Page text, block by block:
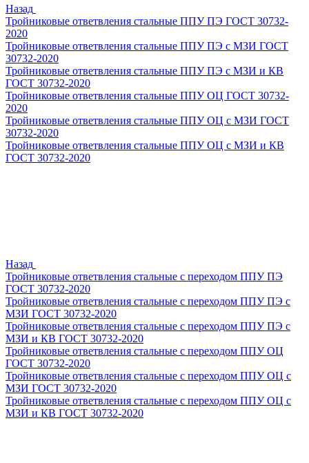
Назад
Тройниковые ответвления стальные ППУ ПЭ ГОСТ 30732-
2020
Тройниковые ответвления стальные ППУ ПЭ с МЗИ ГОСТ
30732-2020
Тройниковые ответвления стальные ППУ ПЭ с МЗИ и КВ
ГОСТ 30732-2020
Тройниковые ответвления стальные ППУ ОЦ ГОСТ 30732-
2020
Тройниковые ответвления стальные ППУ ОЦ с МЗИ ГОСТ
30732-2020
Тройниковые ответвления стальные ППУ ОЦ с МЗИ и КВ
ГОСТ 30732-2020
Назад
Тройниковые ответвления стальные с переходом ППУ ПЭ
ГОСТ 30732-2020
Тройниковые ответвления стальные с переходом ППУ ПЭ с
МЗИ ГОСТ 30732-2020
Тройниковые ответвления стальные с переходом ППУ ПЭ с
МЗИ и КВ ГОСТ 30732-2020
Тройниковые ответвления стальные с переходом ППУ ОЦ
ГОСТ 30732-2020
Тройниковые ответвления стальные с переходом ППУ ОЦ с
МЗИ ГОСТ 30732-2020
Тройниковые ответвления стальные с переходом ППУ ОЦ с
МЗИ и КВ ГОСТ 30732-2020